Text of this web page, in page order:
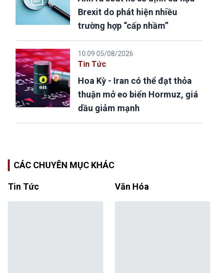
Brexit do phát hiện nhiều
trường hợp “cấp nhầm”
10:09 05/08/2026
Tin Tức
Hoa Kỳ - Iran có thể đạt thỏa
thuận mở eo biển Hormuz, giá
dầu giảm mạnh
CÁC CHUYÊN MỤC KHÁC
Tin Tức Văn Hóa